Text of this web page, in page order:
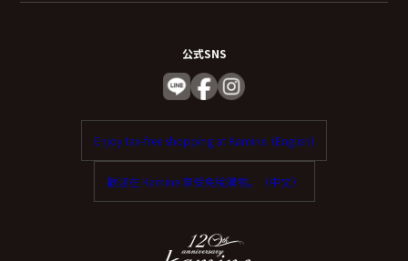
公式SNS
Enjoy tax-free shopping at Kamine. (English)
歡迎在 Kamine 享受免稅購物。（中文）